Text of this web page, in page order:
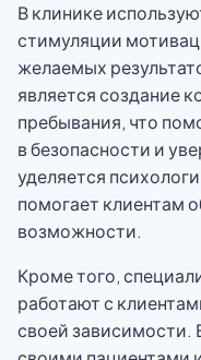
В клинике
стимуляции
желаемых
является создание
пребывания, что
в безопасности и
уделяется
помогает клиентам
возможности.
Кроме того,
работают с
своей зависимости.